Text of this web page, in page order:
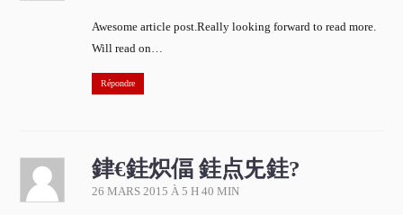
Awesome article post.Really looking forward to read more.
Will read on…
Répondre
銉€銈炽偪 銈点兂銈?
26 MARS 2015 À 5 H 40 MIN